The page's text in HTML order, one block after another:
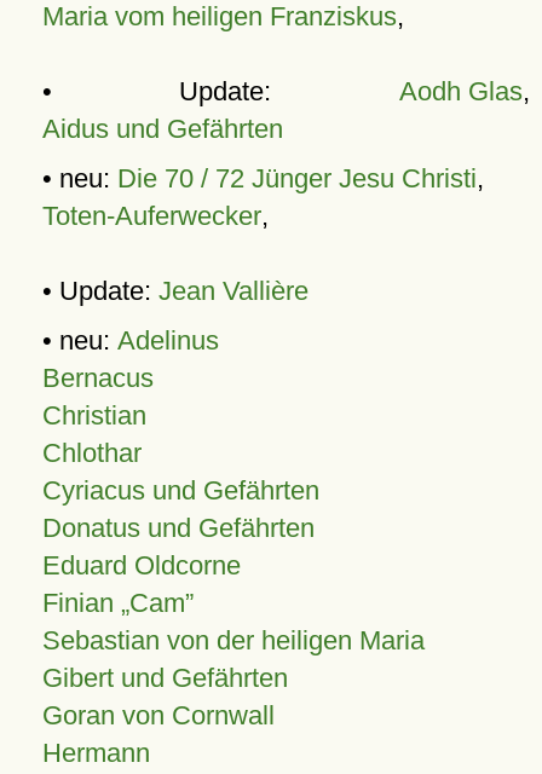
Maria vom heiligen Franziskus,
• Update: Aodh Glas,
Aidus und Gefährten
• neu: Die 70 / 72 Jünger Jesu Christi,
Toten-Auferwecker,
• Update: Jean Vallière
• neu: Adelinus
Bernacus
Christian
Chlothar
Cyriacus und Gefährten
Donatus und Gefährten
Eduard Oldcorne
Finian Cam
Sebastian von der heiligen Maria
Gibert und Gefährten
Goran von Cornwall
Hermann